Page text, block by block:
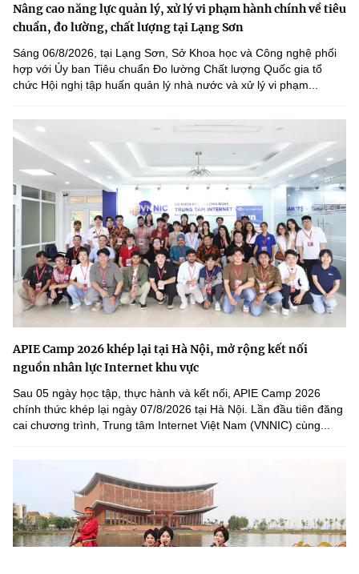
Nâng cao năng lực quản lý, xử lý vi phạm hành chính về tiêu
chuẩn, đo lường, chất lượng tại Lạng Sơn
Sáng 06/8/2026, tại Lạng Sơn, Sở Khoa học và Công nghệ phối
hợp với Ủy ban Tiêu chuẩn Đo lường Chất lượng Quốc gia tổ
chức Hội nghị tập huấn quản lý nhà nước và xử lý vi phạm...
APIE Camp 2026 khép lại tại Hà Nội, mở rộng kết nối
nguồn nhân lực Internet khu vực
Sau 05 ngày học tập, thực hành và kết nối, APIE Camp 2026
chính thức khép lại ngày 07/8/2026 tại Hà Nội. Lần đầu tiên đăng
cai chương trình, Trung tâm Internet Việt Nam (VNNIC) cùng...